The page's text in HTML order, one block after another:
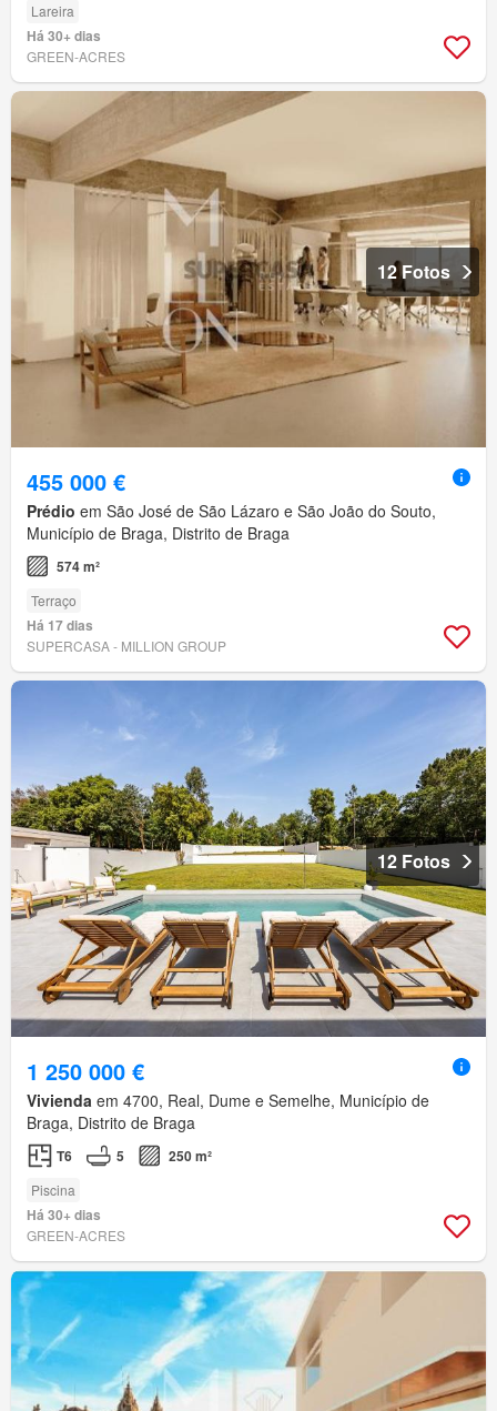
Lareira
Há 30+ dias
GREEN-ACRES
12 Fotos
455 000 €
Prédio em São José de São Lázaro e São João do Souto,
Município de Braga, Distrito de Braga
574 m²
Terraço
Há 17 dias
SUPERCASA - MILLION GROUP
12 Fotos
1 250 000 €
Vivienda em 4700, Real, Dume e Semelhe, Município de
Braga, Distrito de Braga
T6 5 250 m²
Piscina
Há 30+ dias
GREEN-ACRES